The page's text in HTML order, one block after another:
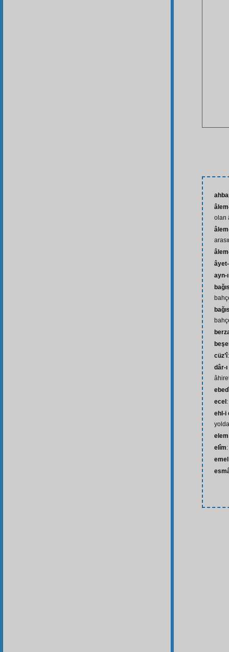
olan
ayn-
cüz’î
dâr-
ecel
ehl-i
elem
elîm
emel